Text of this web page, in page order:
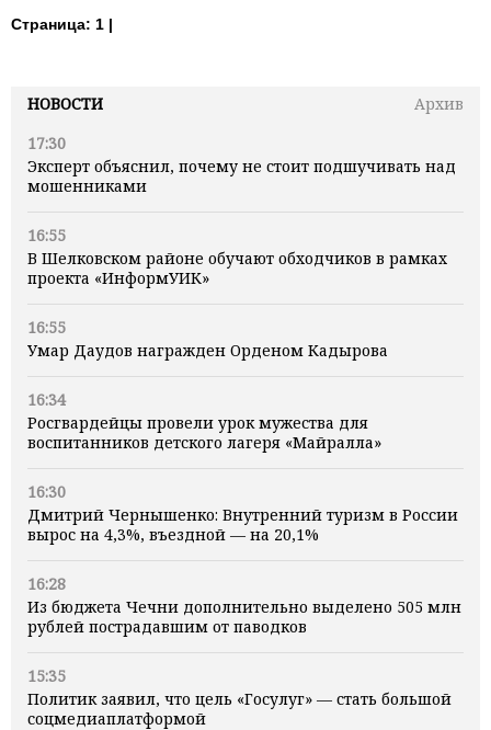
НОВОСТИ
Архив
17:30
Эксперт объяснил, почему не стоит подшучивать над
мошенниками
16:55
В Шелковском районе обучают обходчиков в рамках
проекта «ИнформУИК»
16:55
Умар Даудов награжден Орденом Кадырова
16:34
Росгвардейцы провели урок мужества для
воспитанников детского лагеря «Майралла»
16:30
Дмитрий Чернышенко: Внутренний туризм в России
вырос на 4,3%, въездной — на 20,1%
16:28
Из бюджета Чечни дополнительно выделено 505 млн
рублей пострадавшим от паводков
15:35
Политик заявил, что цель «Госулуг» — стать большой
соцмедиаплатформой
Страница: 1 |